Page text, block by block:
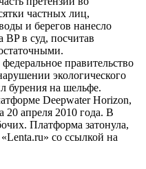
частных лиц,
и берегов нанесло
в суд, посчитав
правительство
экологического
бурения на шельфе.
Deepwater Horizon,
20 апреля 2010 года. В
Платформа затонула,
со ссылкой на